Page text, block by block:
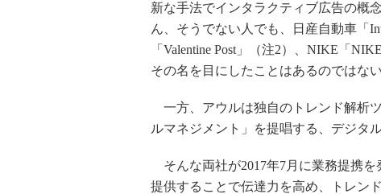
新な手法でインタラクティブ広告の概
ん、そうでない人でも、日産自動車「
「Valentine Post」（注2）、NIKE「
その名を目にしたことはあるのではない
一方、アウルは独自のトレンド解析
ルマネジメント」を提唱する、デジタ
そんな両社が2017年7月に業務提携
提供することで伝達力を高め、トレン